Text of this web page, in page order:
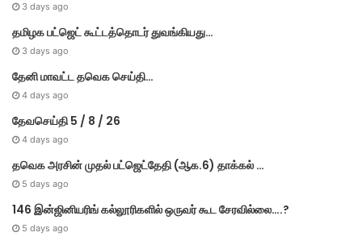
3 days ago
தமிழக பட்ஜெட் கூட்டத்தொடர் துவங்கியது…
3 days ago
தேனி மாவட்ட தவெக செய்தி…
4 days ago
தேவசெய்தி 5 / 8 / 26
4 days ago
தவெக அரசின் முதல் பட்​ஜெட்தேதி (ஆக.6) தாக்​கல் …
5 days ago
146 இன்ஜினியரிங் கல்லூரிகளில் ஒருவர் கூட சேரவில்லை….?
5 days ago